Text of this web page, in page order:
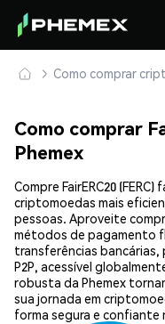
Como comprar
Como comprar
Phemex
Compre FairERC20
criptomoedas mais
pessoas. Aproveite
métodos de pagamento
transferências
P2P, acessível
robusta da Phemex
sua jornada em
forma segura e confiante